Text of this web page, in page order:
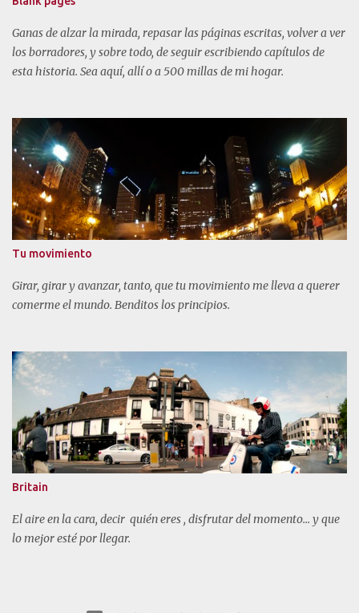
Ganas de alzar la mirada, repasar las páginas escritas, volver a ver
los borradores, y sobre todo, de seguir escribiendo capítulos de
esta historia. Sea aquí, allí o a 500 millas de mi hogar.
Tu movimiento
Girar, girar y avanzar, tanto, que tu movimiento me lleva a querer
comerme el mundo. Benditos los principios.
Britain
El aire en la cara, decir quién eres , disfrutar del momento... y que
lo mejor esté por llegar.